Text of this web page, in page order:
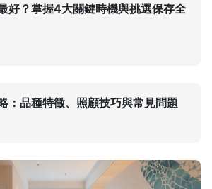
好？掌握4大關鍵時機與挑選保存全
：品種特徵、照顧技巧與常見問題